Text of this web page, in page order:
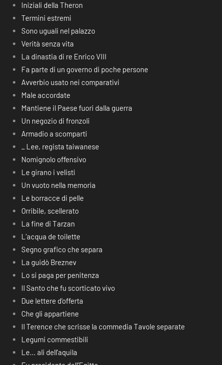
Iniziali della Theron
Termini estremi
Sono uguali nel palazzo
Verità senza vita
La dinastia di re Enrico VIII
Fa parte di un governo di poche persone
Avverbio usato nei comparativi
Male accordate
Mantiene il Paese fuori dalla guerra
Un negozio di fronzoli
Armadio a scomparti
_ Lee, regista taiwanese
Nomignolo offensivo
Le girano i velisti
Un vuoto nella memoria
Le borracce di pelle
Orribile, scellerato
La fine di Tarzan
L’acqua de toilette
Segno grafico che separa
La guidò Breznev
Lo si paga per penitenza
Il Santo che fu scorticato vivo
Due lettere d’offerta
Che gli appartiene
Il Terence che scrisse la commedia Tavole separate
Legumi commestibili
Le… ali dell’aquila